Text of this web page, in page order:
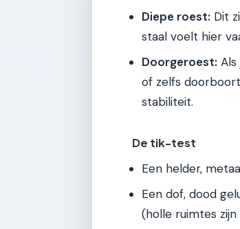
Diepe roest: Dit
staal voelt hier
Doorgeroest:
of zelfs
stabiliteit.
De tik-test
Een helder,
Een dof, dood
(holle ruimtes